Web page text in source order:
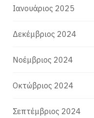
Ιανουάριος 2025
Δεκέμβριος 2024
Νοέμβριος 2024
Οκτώβριος 2024
Σεπτέμβριος 2024